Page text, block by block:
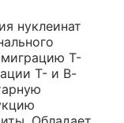
нуклеинат
T-
Т- и В-